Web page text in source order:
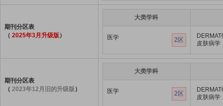
期刊分区表
（ 2025年3月升级版）
大类学科
医学 2区
皮肤病学
期刊分区表
（ 2023年12月旧的升级版 ）
大类学科
医学 2区
皮肤病学